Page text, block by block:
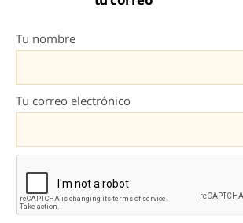
Tu nombre
Tu correo electrónico